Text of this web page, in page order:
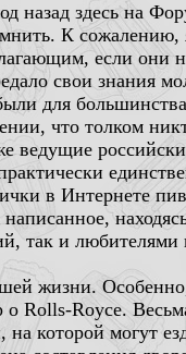
назад здесь на
К сожалению,
если они
свои знания
для
что толком
в Интернете
так и
жизни. Особенно,
о Rolls-Royce.
которой могут